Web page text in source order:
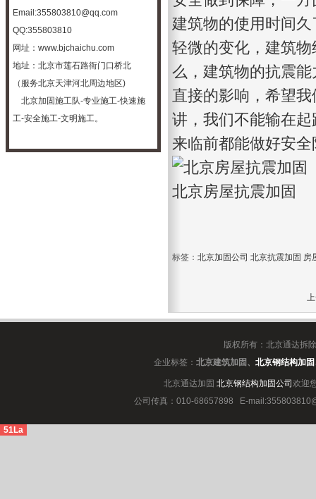
Email:355803810@qq.com
QQ:355803810
网址： www.bjchaichu.com
地址：北京市莲石路衙门口桥北
（服务北京天津河北周边地区)
北京加固施工队-专业施工-快速施
工-安全施工-文明施工。
建筑物的使用时间
轻微的变化，建筑
么，建筑物的抗震
直接的影响，希望我
讲，我们不能输在
来临前都能做好安全
北京房屋抗震加固
标签： 北京加固公司 北京抗震加固 房
版权所有：北京通达拆
企业标签： 北京建筑加固 、 北京钢结构加固
北京通达加固 北京钢结构加固公司 欢迎
公司传真：010-68657898
E-
51La